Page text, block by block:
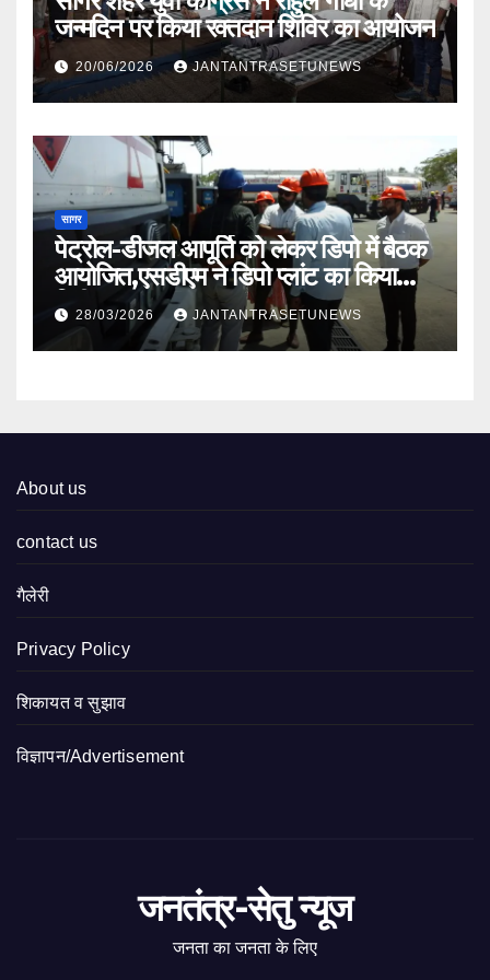
जन्मदिन पर किया रक्तदान शिविर का आयोजन
20/06/2026 JANTANTRASETUNEWS
सागर
पेट्रोल-डीजल आपूर्ति को लेकर डिपो में बैठक
आयोजित,एसडीएम ने डिपो प्लांट का किया
निरीक्षण
28/03/2026 JANTANTRASETUNEWS
About us
contact us
गैलेरी
Privacy Policy
शिकायत व सुझाव
विज्ञापन/Advertisement
जनतंत्र-सेतु न्यूज
जनता का जनता के लिए